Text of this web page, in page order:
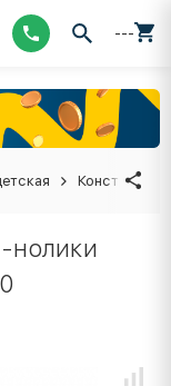
---
нолики